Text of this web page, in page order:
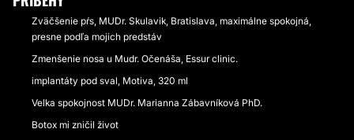
Zväčšenie pŕs, MUDr. Skulavik, Bratislava, maximálne spokojná,
presne podľa mojich predstáv
Zmenšenie nosa u Mudr. Očenáša, Essur clinic.
implantáty pod sval, Motiva, 320 ml
Velka spokojnost MUDr. Marianna Zábavníková PhD.
Botox mi zničil život